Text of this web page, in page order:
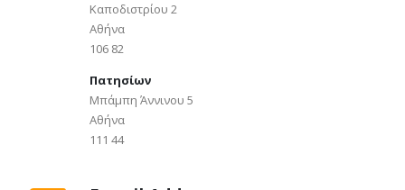
Καποδιστρίου 2
Αθήνα
106 82
Πατησίων
Μπάμπη Άννινου 5
Αθήνα
111 44